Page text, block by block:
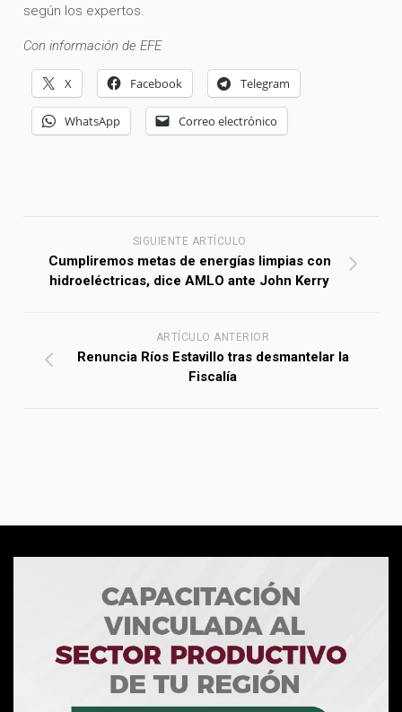
según los expertos.
Con información de EFE
X Facebook Telegram
WhatsApp Correo electrónico
SIGUIENTE ARTÍCULO
Cumpliremos metas de energías limpias con
hidroeléctricas, dice AMLO ante John Kerry
ARTÍCULO ANTERIOR
Renuncia Ríos Estavillo tras desmantelar la
Fiscalía